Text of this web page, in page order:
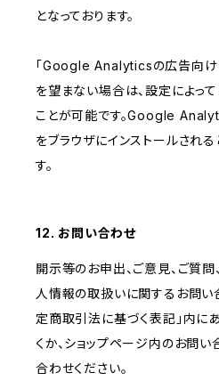
となっております。
「Google Analyticsの広告向け
を望まない場合は、設定によっ
ことが可能です。Google
をブラウザにインストールされ
す。
12. お問い合わせ
開示等のお申出、ご意見、ご質
人情報の取扱いに関するお問い
定商取引法に基づく表記」内に
くか、ショップページ内のお問
合わせください。